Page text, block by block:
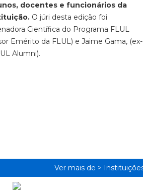
docentes e funcionários da
O júri desta edição foi
Científica do Programa FLUL
Emérito da FLUL) e Jaime Gama, (ex-
Alumni).
Ver mais de >